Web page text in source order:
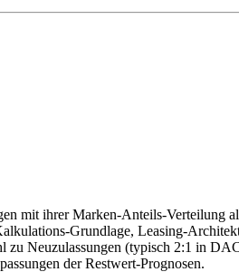
mit ihrer Marken-Anteils-Verteilung
Grundlage, Leasing-
zu Neuzulassungen (typisch 2:1 in
der Restwert-Prognosen.